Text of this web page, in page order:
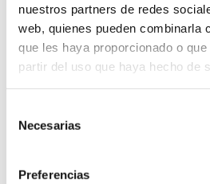
nuestros partners de redes
web, quienes pueden combinarla
que les haya proporcionado o
partir del uso que haya hecho de
Necesarias
Preferencias
Algodón
cantidad
¿Necesitas saber más sobre
Saber más sobre los envíos